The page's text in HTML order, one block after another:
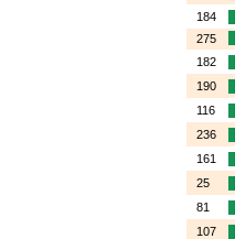
184
275
182
190
116
236
161
25
81
107